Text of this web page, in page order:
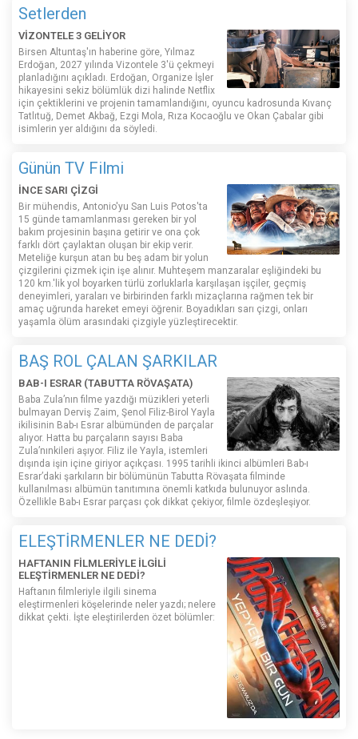
Setlerden
VİZONTELE 3 GELİYOR
Birsen Altuntaş'ın haberine göre, Yılmaz
Erdoğan, 2027 yılında Vizontele 3'ü çekmeyi
planladığını açıkladı. Erdoğan, Organize İşler
hikayesini sekiz bölümlük dizi halinde Netflix
için çektiklerini ve projenin tamamlandığını, oyuncu kadrosunda Kıvanç
Tatlıtuğ, Demet Akbağ, Ezgi Mola, Rıza Kocaoğlu ve Okan Çabalar gibi
isimlerin yer aldığını da söyledi.
Günün TV Filmi
İNCE SARI ÇİZGİ
Bir mühendis, Antonio'yu San Luis Potos'ta
15 günde tamamlanması gereken bir yol
bakım projesinin başına getirir ve ona çok
farklı dört çaylaktan oluşan bir ekip verir.
Meteliğe kurşun atan bu beş adam bir yolun
çizgilerini çizmek için işe alınır. Muhteşem manzaralar eşliğindeki bu
120 km.'lik yol boyarken türlü zorluklarla karşılaşan işçiler, geçmiş
deneyimleri, yaraları ve birbirinden farklı mizaçlarına rağmen tek bir
amaç uğrunda hareket emeyi öğrenir. Boyadıkları sarı çizgi, onları
yaşamla ölüm arasındaki çizgiyle yüzleştirecektir.
BAŞ ROL ÇALAN ŞARKILAR
BAB-I ESRAR (TABUTTA RÖVAŞATA)
Baba Zula’nın filme yazdığı müzikleri yeterli
bulmayan Derviş Zaim, Şenol Filiz-Birol Yayla
ikilisinin Bab-ı Esrar albümünden de parçalar
alıyor. Hatta bu parçaların sayısı Baba
Zula’nınkileri aşıyor. Filiz ile Yayla, istemleri
dışında işin içine giriyor açıkçası. 1995 tarihli ikinci albümleri Bab-ı
Esrar’daki şarkıların bir bölümünün Tabutta Rövaşata filminde
kullanılması albümün tanıtımına önemli katkıda bulunuyor aslında.
Özellikle Bab-ı Esrar parçası çok dikkat çekiyor, filmle özdeşleşiyor.
ELEŞTİRMENLER NE DEDİ?
HAFTANIN FİLMLERİYLE İLGİLİ
ELEŞTİRMENLER NE DEDİ?
Haftanın filmleriyle ilgili sinema
eleştirmenleri köşelerinde neler yazdı; nelere
dikkat çekti. İşte eleştirilerden özet bölümler: